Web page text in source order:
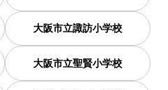
大阪市立諏訪小学校
大阪市立聖賢小学校